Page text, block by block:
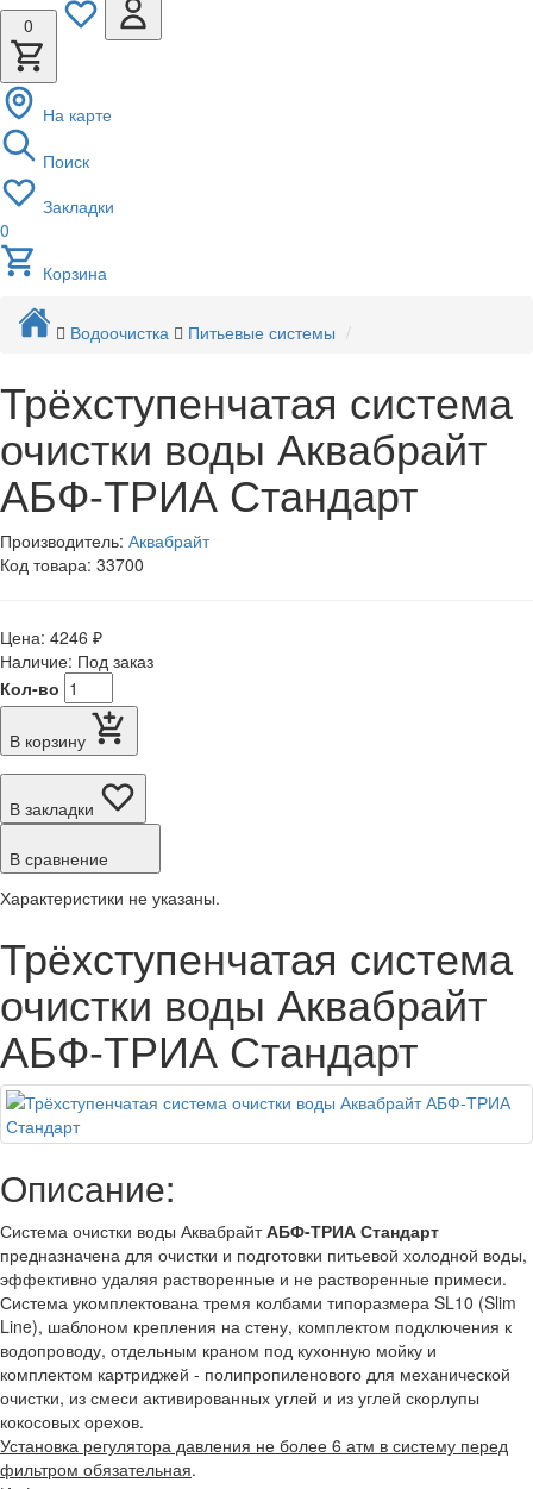
0
На карте
Поиск
Закладки
0
Корзина
Водоочистка Питьевые системы
Трёхступенчатая система
очистки воды Аквабрайт
АБФ-ТРИА Стандарт
Производитель: Аквабрайт
Код товара: 33700
Цена: 4246 ₽
Наличие: Под заказ
Кол-во
В корзину
В закладки
В сравнение
Характеристики не указаны.
Трёхступенчатая система
очистки воды Аквабрайт
АБФ-ТРИА Стандарт
Описание:
Система очистки воды АквабрайтАБФ-ТРИА Стандарт
предназначена для очистки и подготовки питьевой холодной воды,
эффективно удаляя растворенные и не растворенные примеси.
Система укомплектована тремя колбами типоразмера SL10 (Slim
Line), шаблоном крепления на стену, комплектом подключения к
водопроводу, отдельным краном под кухонную мойку и
комплектом картриджей - полипропиленового для механической
очистки, из смеси активированных углей и из углей скорлупы
кокосовых орехов.
Установка регулятора давления не более 6 атм в систему перед
фильтром обязательная.